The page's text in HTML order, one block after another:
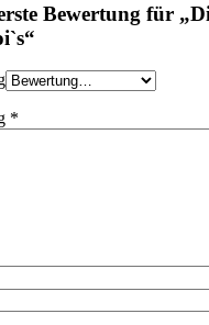
Bewertung für
*